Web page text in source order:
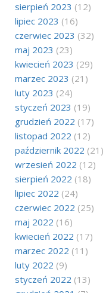
sierpień 2023 (12)
lipiec 2023 (16)
czerwiec 2023 (32)
maj 2023 (23)
kwiecień 2023 (29)
marzec 2023 (21)
luty 2023 (24)
styczeń 2023 (19)
grudzień 2022 (17)
listopad 2022 (12)
październik 2022 (21)
wrzesień 2022 (12)
sierpień 2022 (18)
lipiec 2022 (24)
czerwiec 2022 (25)
maj 2022 (16)
kwiecień 2022 (17)
marzec 2022 (11)
luty 2022 (9)
styczeń 2022 (13)